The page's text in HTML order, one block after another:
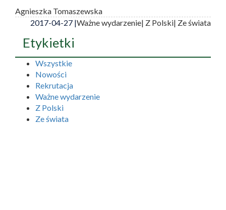
Agnieszka Tomaszewska
2017-04-27 |Ważne wydarzenie| Z Polski| Ze świata
Etykietki
Wszystkie
Nowości
Rekrutacja
Ważne wydarzenie
Z Polski
Ze świata